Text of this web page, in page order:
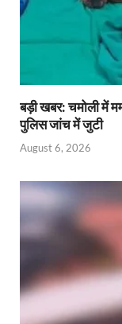
बड़ी खबर: चमोली में
पुलिस जांच में जुटी
August 6, 2026